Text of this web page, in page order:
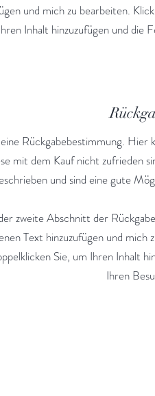
und mich zu bearbeiten.
Inhalt hinzuzufügen und die
Rückgabebestimmung. Hier
mit dem Kauf nicht zufrieden
und sind eine gute
zweite Abschnitt der
Text hinzuzufügen und
Sie, um Ihren Inhalt
Ihren